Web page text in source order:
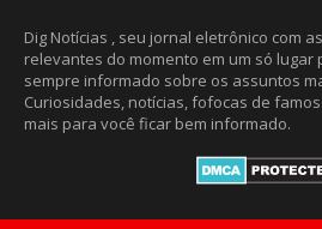
Dig Notícias , seu jornal eletrônico com
relevantes do momento em um só lugar
sempre informado sobre os assuntos
Curiosidades, notícias, fofocas de
mais para você ficar bem informado.